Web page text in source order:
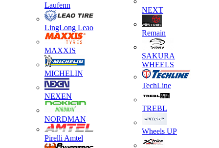
Laufenn
LingLong Leao
MAXXIS
MICHELIN
NEXEN
NORDMAN
Pirelli Amtel
NEXT
Remain
SAKURA
WHEELS
TechLine
TREBL
Wheels UP